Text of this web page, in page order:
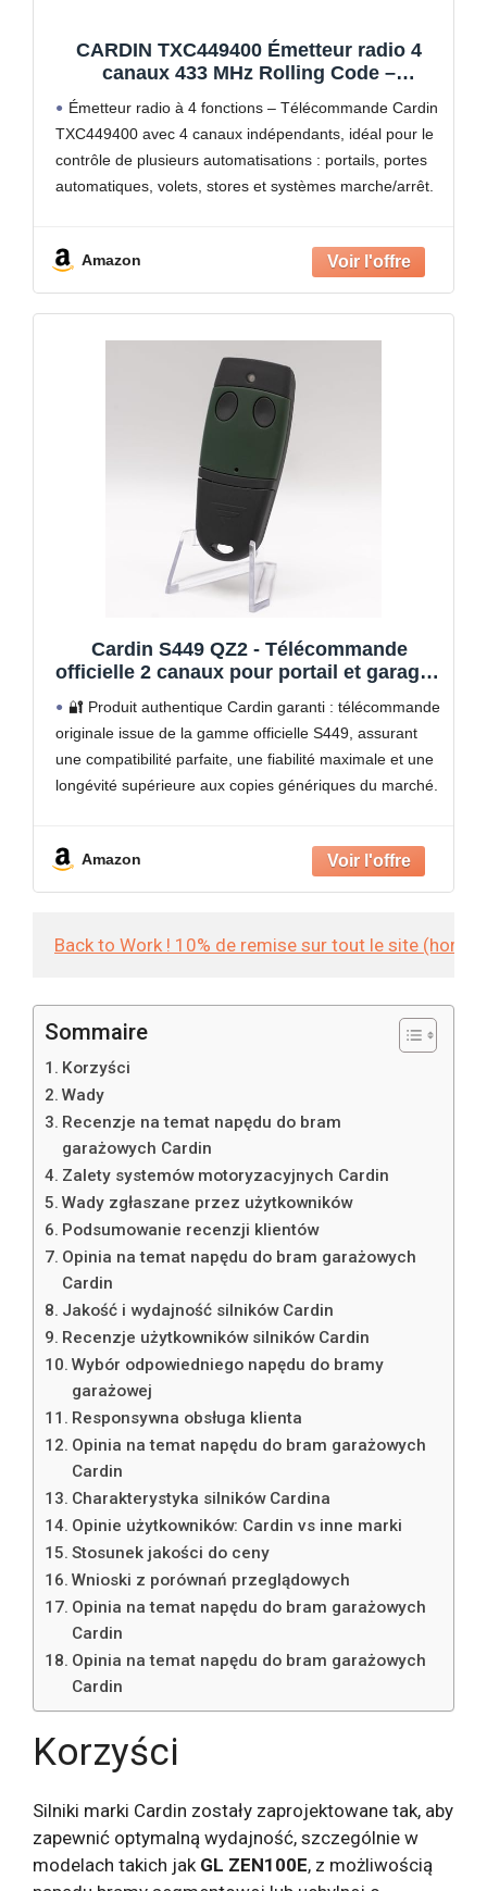
CARDIN TXC449400 Émetteur radio 4
canaux 433 MHz Rolling Code –
automatiques, portes et automatisations
– Compatible avec application Cardin
Émetteur radio à 4 fonctions – Télécommande Cardin
TXC449400 avec 4 canaux indépendants, idéal pour le
contrôle de plusieurs automatisations : portails, portes
automatiques, volets, stores et systèmes marche/arrêt.
Amazon
Cardin S449 QZ2 - Télécommande
officielle 2 canaux pour portail et garage -
433,92 MHz - Compatible récepteurs S449
+ 1 Goodies Domobip (Lot de 1)
🔐 Produit authentique Cardin garanti : télécommande
originale issue de la gamme officielle S449, assurant
une compatibilité parfaite, une fiabilité maximale et une
longévité supérieure aux copies génériques du marché.
Amazon
Back to Work ! 10% de remise sur tout le site (hors
Sommaire
Korzyści
Wady
Recenzje na temat napędu do bram
garażowych Cardin
Zalety systemów motoryzacyjnych Cardin
Wady zgłaszane przez użytkowników
Podsumowanie recenzji klientów
Opinia na temat napędu do bram garażowych
Cardin
Jakość i wydajność silników Cardin
Recenzje użytkowników silników Cardin
Wybór odpowiedniego napędu do bramy
garażowej
Responsywna obsługa klienta
Opinia na temat napędu do bram garażowych
Cardin
Charakterystyka silników Cardina
Opinie użytkowników: Cardin vs inne marki
Stosunek jakości do ceny
Wnioski z porównań przeglądowych
Opinia na temat napędu do bram garażowych
Cardin
Opinia na temat napędu do bram garażowych
Cardin
Korzyści
Silniki marki Cardin zostały zaprojektowane tak, aby
zapewnić optymalną wydajność, szczególnie w
modelach takich jak GL ZEN100E, z możliwością